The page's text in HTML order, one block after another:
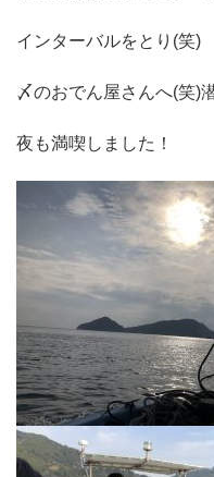
インターバルをとり(笑)
〆のおでん屋さんへ(笑)
夜も満喫しました！